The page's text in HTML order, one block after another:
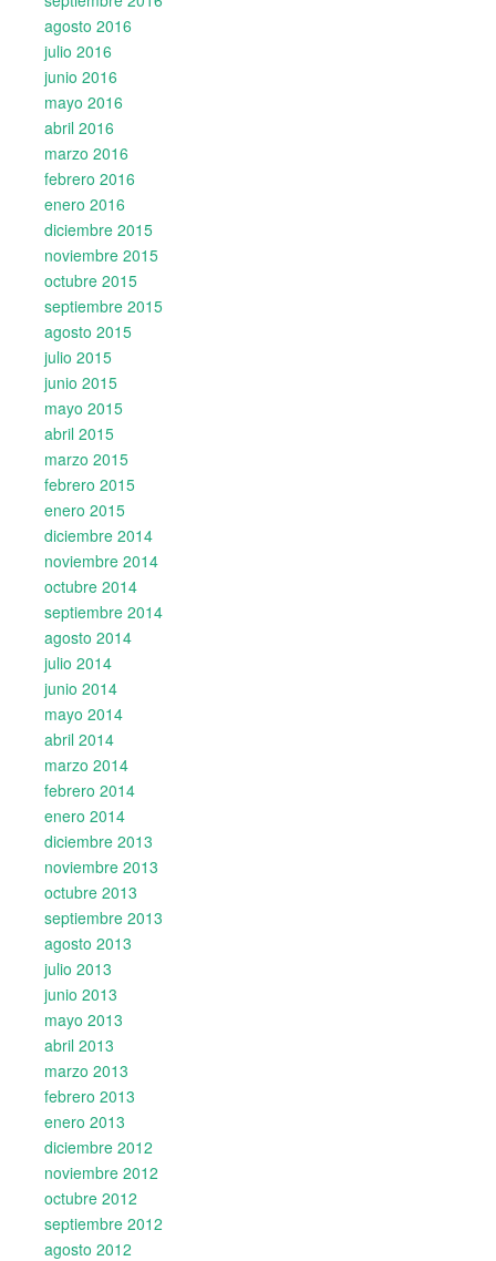
agosto 2016
julio 2016
junio 2016
mayo 2016
abril 2016
marzo 2016
febrero 2016
enero 2016
diciembre 2015
noviembre 2015
octubre 2015
septiembre 2015
agosto 2015
julio 2015
junio 2015
mayo 2015
abril 2015
marzo 2015
febrero 2015
enero 2015
diciembre 2014
noviembre 2014
octubre 2014
septiembre 2014
agosto 2014
julio 2014
junio 2014
mayo 2014
abril 2014
marzo 2014
febrero 2014
enero 2014
diciembre 2013
noviembre 2013
octubre 2013
septiembre 2013
agosto 2013
julio 2013
junio 2013
mayo 2013
abril 2013
marzo 2013
febrero 2013
enero 2013
diciembre 2012
noviembre 2012
octubre 2012
septiembre 2012
agosto 2012